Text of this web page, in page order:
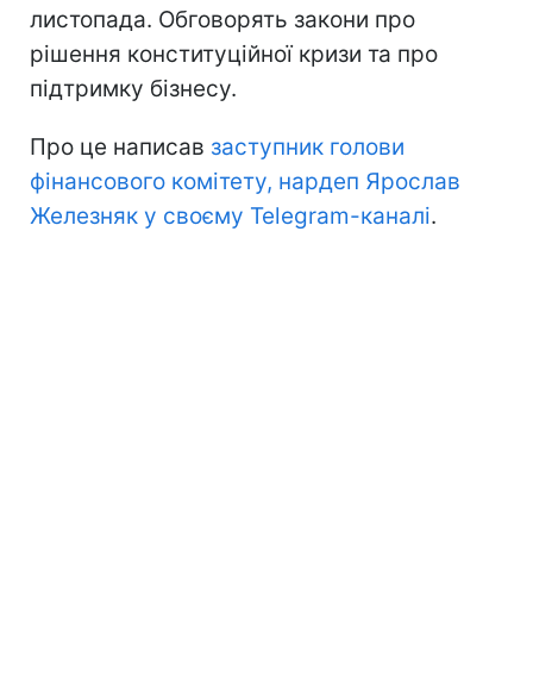
листопада. Обговорять закони про
рішення конституційної кризи та про
підтримку бізнесу.
Про це написав заступник голови
фінансового комітету, нардеп Ярослав
Железняк у своєму Telegram-каналі.